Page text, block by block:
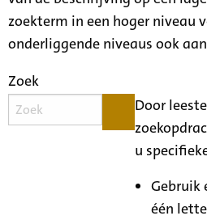
zoekterm in een hoger niveau
onderliggende niveaus ook
Zoek
Door
u
Gebruik
één